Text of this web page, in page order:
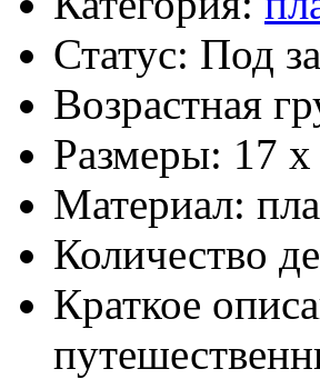
Статус: Под
Возрастная
Размеры: 17
Материал:
Количество
Краткое